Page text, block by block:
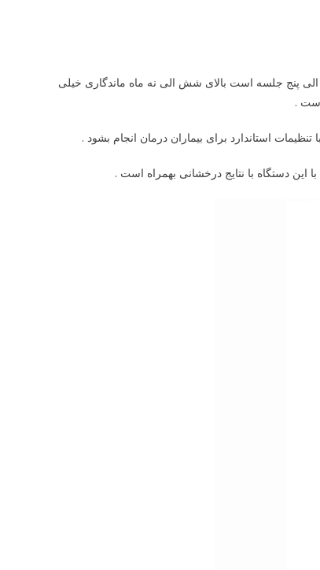
الی پنج جلسه است بالای شش الی نه ماه ماندگاری خیلی
.
استاندارد برای بیماران درمان انجام بشود .
این دستگاه با نتایج درخشانی بهمراه است .